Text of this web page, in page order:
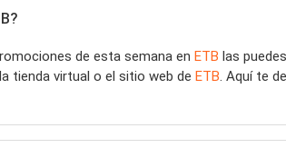
de esta semana en ETB las
tienda virtual o el sitio web de ETB. Aquí te